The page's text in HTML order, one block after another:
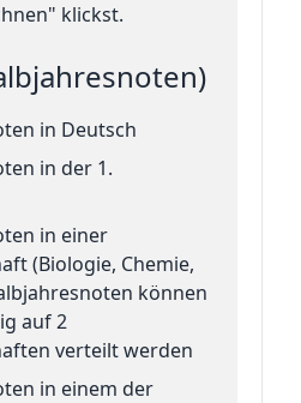
klickst.
in Deutsch
in der 1.
in einer
(Biologie, Chemie,
können
auf 2
verteilt werden
in einem der